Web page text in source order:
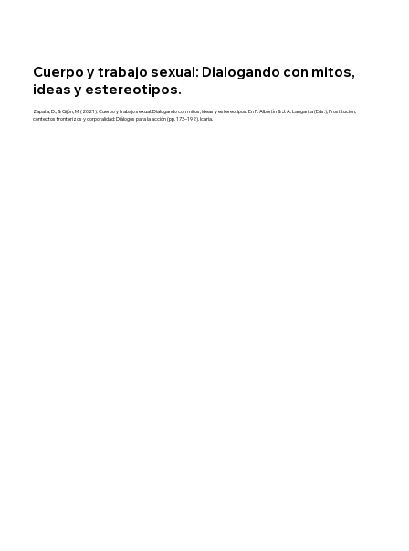
Cuerpo y trabajo sexual: Dialogando con mitos,
ideas y estereotipos.
Zapata, D., & Gijón, M. (2021). Cuerpo y trabajo sexual: Dialogando con mitos, ideas y estereotipos. En P. Albertín & J. A. Langarita (Eds.), Prostitución,
contextos fronterizos y corporalidad: Diálogos para la acción (pp. 173–192). Icaria.